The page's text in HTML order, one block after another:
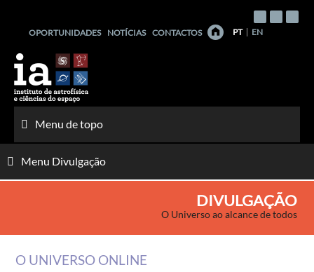
conteúdo
OPORTUNIDADES NOTÍCIAS CONTACTOS PT EN
Menu de topo
Menu Divulgação
DIVULGAÇÃO
O Universo ao alcance de todos
O UNIVERSO ONLINE